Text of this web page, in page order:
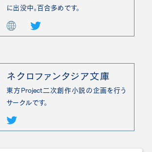
に出没中。百合多めです。
ネクロファンタジア文庫
東方Project二次創作小説の企画を行う
サークルです。